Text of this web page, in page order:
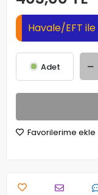
Havale/EFT ile
Adet
Favorilerime ekle